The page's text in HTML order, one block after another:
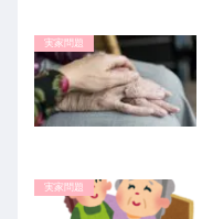
実家問題
実家問題